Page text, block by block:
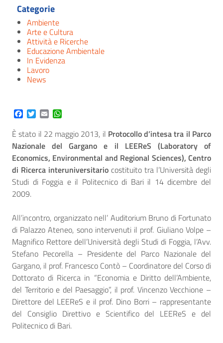
Categorie
Ambiente
Arte e Cultura
Attività e Ricerche
Educazione Ambientale
In Evidenza
Lavoro
News
Facebook
Twitter
Email
È stato il 22 maggio 2013, il Protocollo d’intesa tra il Parco
Nazionale del Gargano e il LEEReS (Laboratory of
Economics, Environmental and Regional Sciences), Centro
di Ricerca interuniversitario costituito tra l’Università degli
Studi di Foggia e il Politecnico di Bari il 14 dicembre del
2009.
All’incontro, organizzato nell’ Auditorium Bruno di Fortunato
di Palazzo Ateneo, sono intervenuti il prof. Giuliano Volpe –
Magnifico Rettore dell’Università degli Studi di Foggia, l’Avv.
Stefano Pecorella – Presidente del Parco Nazionale del
Gargano, il prof. Francesco Contò – Coordinatore del Corso di
Dottorato di Ricerca in “Economia e Diritto dell’Ambiente,
del Territorio e del Paesaggio”, il prof. Vincenzo Vecchione –
Direttore del LEEReS e il prof. Dino Borri – rappresentante
del Consiglio Direttivo e Scientifico del LEEReS e del
Politecnico di Bari.